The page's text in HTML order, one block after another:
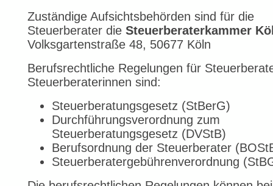
Zuständige Aufsichtsbehörden sind für die
Steuerberater die Steuerberaterkammer
Volksgartenstraße 48, 50677 Köln
Berufsrechtliche Regelungen für
Steuerberaterinnen sind:
Steuerberatungsgesetz (StBerG)
Durchführungsverordnung zum
Steuerberatungsgesetz (DVStB)
Berufsordnung der Steuerberater
Steuerberatergebührenverordnung